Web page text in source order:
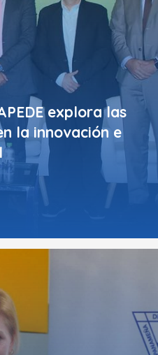
explora las
la innovación e